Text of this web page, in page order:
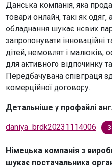
Данська компанія, яка
товари онлайн, такі як одяг,
обладнання шукає нових
запропонувати інноваційні
дітей, немовлят і малюків,
для активного відпочинку
Передбачувана співпраця
комерційної договору.
Детальніше у профайлі
daniya_brdk20231114006
Німецька компанія з
шукає постачальника